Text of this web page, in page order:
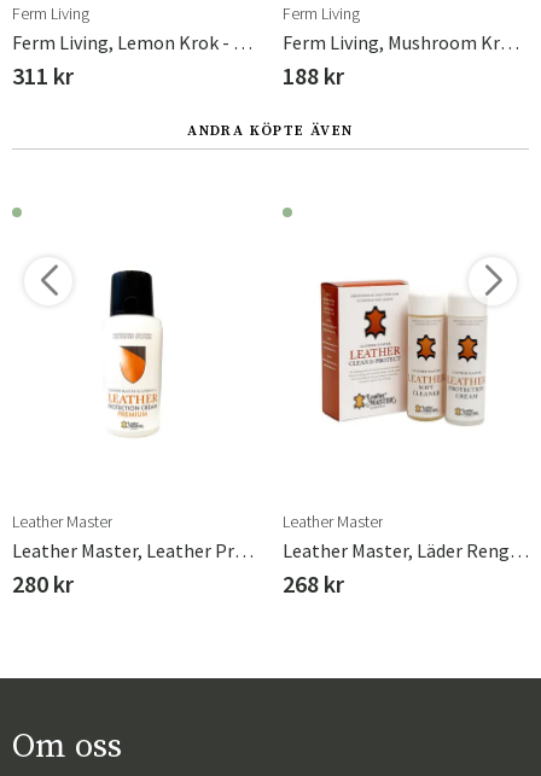
Ferm Living
Ferm Living, Lemon Krok - Stainless Steel
311 kr
Ferm Living
Ferm Living, Mushroom Krok - Brushed Stainless Steel
188 kr
ANDRA KÖPTE ÄVEN
Leather Master
Leather Master, Leather Protection Premium 250 Ml
280 kr
Leather Master
Leather Master, Läder Rengöring & Skydd Mini 2 X 100 Ml
268 kr
Om oss